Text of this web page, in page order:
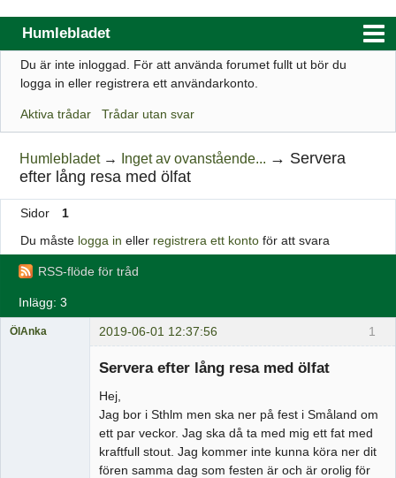
Humlebladet
Index
Regler
Sök
Registrera ett konto
Webbutik
Du är inte inloggad. För att använda forumet fullt ut bör du
logga in eller registrera ett användarkonto.
Aktiva trådar Trådar utan svar
Humlebladet → Inget av ovanstående... → Servera
efter lång resa med ölfat
Sidor
1
Du måste logga in eller registrera ett kontoför att svara
RSS-flöde för tråd
Inlägg: 3
1
ÖlAnka 2019-06-01 12:37:56
Servera efter lång resa med ölfat
Hej,
Jag bor i Sthlm men ska ner på fest i Småland om
ett par veckor. Jag ska då ta med mig ett fat med
kraftfull stout. Jag kommer inte kunna köra ner dit
fören samma dag som festen är och är orolig för